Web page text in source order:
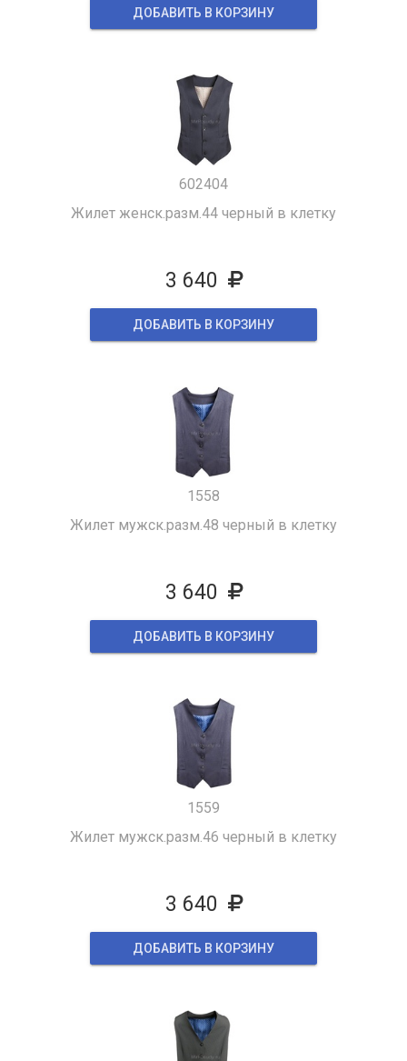
ДОБАВИТЬ В КОРЗИНУ
602404
Жилет женск.разм.44 черный в клетку
3 640
ДОБАВИТЬ В КОРЗИНУ
1558
Жилет мужск.разм.48 черный в клетку
3 640
ДОБАВИТЬ В КОРЗИНУ
1559
Жилет мужск.разм.46 черный в клетку
3 640
ДОБАВИТЬ В КОРЗИНУ